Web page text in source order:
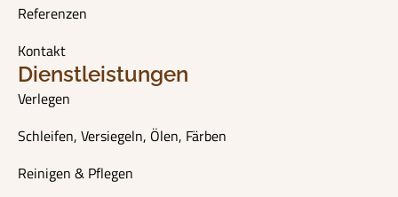
Referenzen
Kontakt
Dienstleistungen
Verlegen
Schleifen, Versiegeln, Ölen, Färben
Reinigen & Pflegen